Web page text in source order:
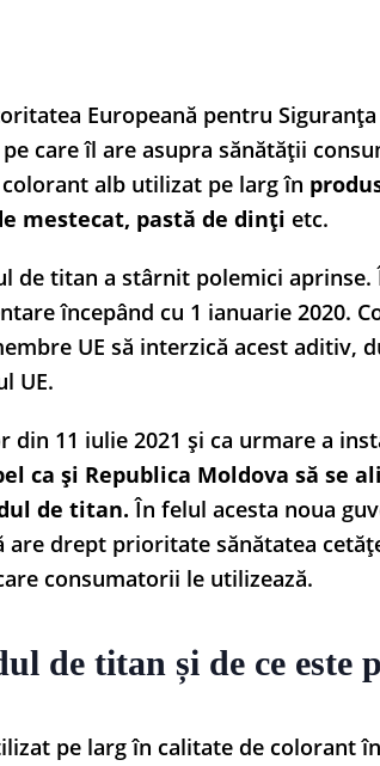
Europeană pentru Siguranța
care îl are asupra sănătății
alb utilizat pe larg în p
mestecat, pastă de dinți etc.
de titan a stârnit polemici aprinse.
începând cu 1 ianuarie 2020.
UE să interzică acest aditiv,
UE.
11 iulie 2021 și ca urmare a
ca și Republica Moldova să se
de titan. În felul acesta noua
are drept prioritate sănătatea
consumatorii le utilizează.
de titan și de ce este
pe larg în calitate de colorant